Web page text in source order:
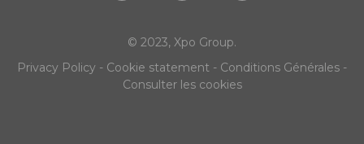
© 2023, Xpo Group.
Privacy Policy - Cookie statement - Conditions Générales -
Consulter les cookies